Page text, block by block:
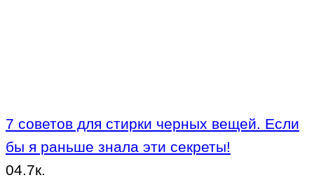
7 советов для стирки черных вещей. Если
бы я раньше знала эти секреты!
04.7к.